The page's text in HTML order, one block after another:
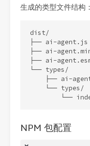
生成的类型文件结构：
dist/
├── ai-agent.js
├── ai-
├── ai-
└── types/
├── ai-
    └── types/
└──
NPM 包配置